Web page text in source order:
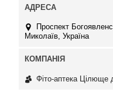
Проспект
Миколаїв, Україна
Фіто-аптека Цілюще